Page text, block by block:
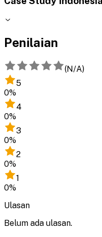
Penilaian
(N/A)
5
0%
4
0%
3
0%
2
0%
1
0%
Ulasan
Belum ada ulasan.